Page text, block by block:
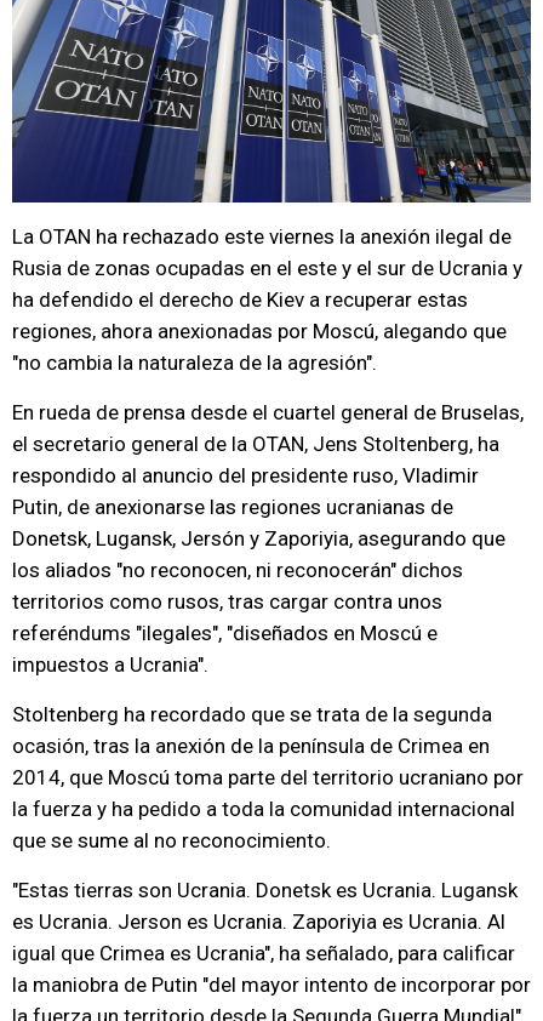
La OTAN ha rechazado este viernes la anexión ilegal de
Rusia de zonas ocupadas en el este y el sur de Ucrania y
ha defendido el derecho de Kiev a recuperar estas
regiones, ahora anexionadas por Moscú, alegando que
"no cambia la naturaleza de la agresión".
En rueda de prensa desde el cuartel general de Bruselas,
el secretario general de la OTAN, Jens Stoltenberg, ha
respondido al anuncio del presidente ruso, Vladimir
Putin, de anexionarse las regiones ucranianas de
Donetsk, Lugansk, Jersón y Zaporiyia, asegurando que
los aliados "no reconocen, ni reconocerán" dichos
territorios como rusos, tras cargar contra unos
referéndums "ilegales", "diseñados en Moscú e
impuestos a Ucrania".
Stoltenberg ha recordado que se trata de la segunda
ocasión, tras la anexión de la península de Crimea en
2014, que Moscú toma parte del territorio ucraniano por
la fuerza y ha pedido a toda la comunidad internacional
que se sume al no reconocimiento.
"Estas tierras son Ucrania. Donetsk es Ucrania. Lugansk
es Ucrania. Jerson es Ucrania. Zaporiyia es Ucrania. Al
igual que Crimea es Ucrania", ha señalado, para calificar
la maniobra de Putin "del mayor intento de incorporar por
la fuerza un territorio desde la Segunda Guerra Mundial",